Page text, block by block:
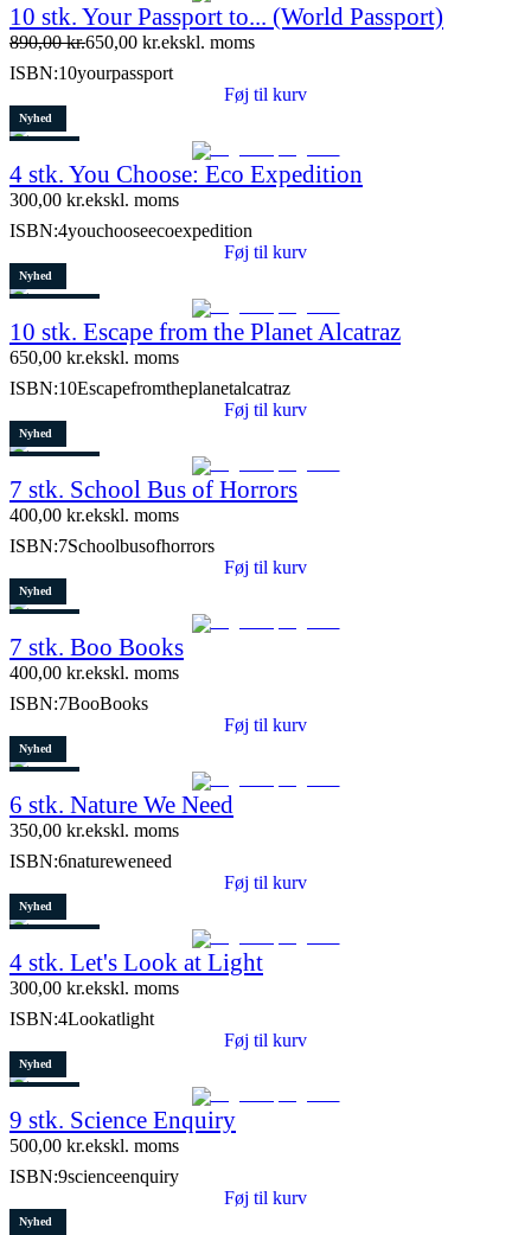
Restparti
9 stk. tilbage
10 stk. Your Passport to... (World Passport)
890,00kr.650,00 kr.ekskl. moms
ISBN:10yourpassport
Føj til kurv
Nyhed
7 stk. tilbage
4 stk. You Choose: Eco Expedition
300,00 kr.ekskl. moms
ISBN:4youchooseecoexpedition
Føj til kurv
Nyhed
10 stk. Escape from the Planet Alcatraz
650,00 kr.ekskl. moms
ISBN:10Escapefromtheplanetalcatraz
Føj til kurv
Nyhed
7 stk. School Bus of Horrors
400,00 kr.ekskl. moms
ISBN:7Schoolbusofhorrors
Føj til kurv
Nyhed
2 stk. tilbage
7 stk. Boo Books
400,00 kr.ekskl. moms
ISBN:7BooBooks
Føj til kurv
Nyhed
8 stk. tilbage
6 stk. Nature We Need
350,00 kr.ekskl. moms
ISBN:6natureweneed
Føj til kurv
Nyhed
4 stk. Let's Look at Light
300,00 kr.ekskl. moms
ISBN:4Lookatlight
Føj til kurv
Nyhed
10 stk. tilbage
9 stk. Science Enquiry
500,00 kr.ekskl. moms
ISBN:9scienceenquiry
Føj til kurv
Nyhed